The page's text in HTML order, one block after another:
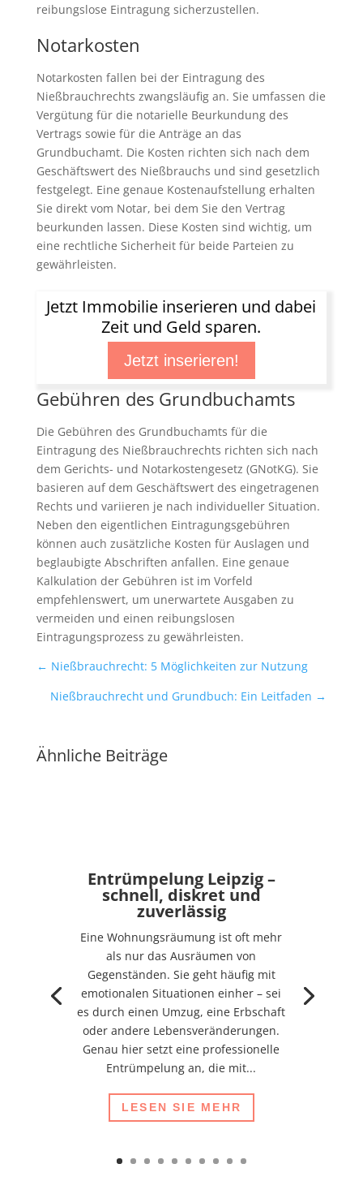
reibungslose Eintragung sicherzustellen.
Notarkosten
Notarkosten fallen bei der Eintragung des
Nießbrauchrechts zwangsläufig an. Sie umfassen die
Vergütung für die notarielle Beurkundung des
Vertrags sowie für die Anträge an das
Grundbuchamt. Die Kosten richten sich nach dem
Geschäftswert des Nießbrauchs und sind gesetzlich
festgelegt. Eine genaue Kostenaufstellung erhalten
Sie direkt vom Notar, bei dem Sie den Vertrag
beurkunden lassen. Diese Kosten sind wichtig, um
eine rechtliche Sicherheit für beide Parteien zu
gewährleisten.
Jetzt Immobilie inserieren und dabei
Zeit und Geld sparen.
Jetzt inserieren!
Gebühren des Grundbuchamts
Die Gebühren des Grundbuchamts für die
Eintragung des Nießbrauchrechts richten sich nach
dem Gerichts- und Notarkostengesetz (GNotKG). Sie
basieren auf dem Geschäftswert des eingetragenen
Rechts und variieren je nach individueller Situation.
Neben den eigentlichen Eintragungsgebühren
können auch zusätzliche Kosten für Auslagen und
beglaubigte Abschriften anfallen. Eine genaue
Kalkulation der Gebühren ist im Vorfeld
empfehlenswert, um unerwartete Ausgaben zu
vermeiden und einen reibungslosen
Eintragungsprozess zu gewährleisten.
← Nießbrauchrecht: 5 Möglichkeiten zur Nutzung
Nießbrauchrecht und Grundbuch: Ein Leitfaden →
Ähnliche Beiträge
Entrümpelung Leipzig –
schnell, diskret und
zuverlässig
Eine Wohnungsräumung ist oft mehr
als nur das Ausräumen von
Gegenständen. Sie geht häufig mit
emotionalen Situationen einher – sei
es durch einen Umzug, eine Erbschaft
oder andere Lebensveränderungen.
Genau hier setzt eine professionelle
Entrümpelung an, die mit...
LESEN SIE MEHR